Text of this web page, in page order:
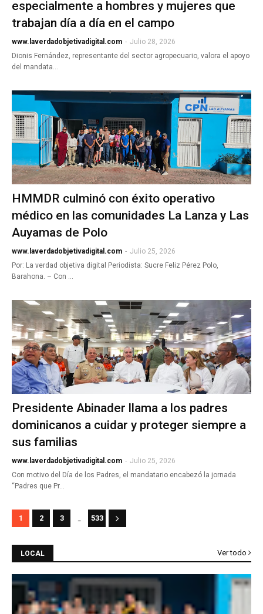
especialmente a hombres y mujeres que
trabajan día a día en el campo
www.laverdadobjetivadigital.com - Julio 28, 2026
Dionis Fernández, representante del sector agropecuario, valora el apoyo
del mandata…
HMMDR culminó con éxito operativo
médico en las comunidades La Lanza y Las
Auyamas de Polo
www.laverdadobjetivadigital.com - Julio 25, 2026
Por: La verdad objetiva digital Periodista: Sucre Feliz Pérez Polo,
Barahona. – Con …
Presidente Abinader llama a los padres
dominicanos a cuidar y proteger siempre a
sus familias
www.laverdadobjetivadigital.com - Julio 25, 2026
Con motivo del Día de los Padres, el mandatario encabezó la jornada
“Padres que Pr…
1 2 3 ... 533
LOCAL Ver todo